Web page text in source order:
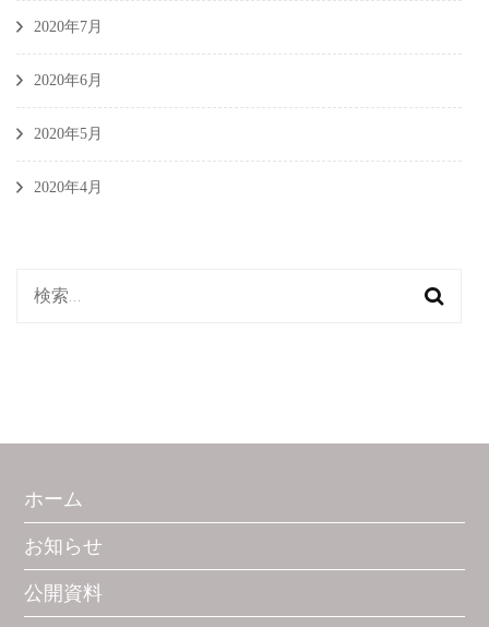
2020年7月
2020年6月
2020年5月
2020年4月
検
ホーム
お知らせ
公開資料